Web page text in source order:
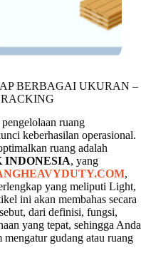
BERBAGAI UKURAN –
ruang
keberhasilan operasional.
ruang adalah
INDONESIA, yang
,
yang meliputi Light,
ini akan membahas secara
dari definisi, fungsi,
yang tepat, sehingga Anda
mengatur gudang atau ruang